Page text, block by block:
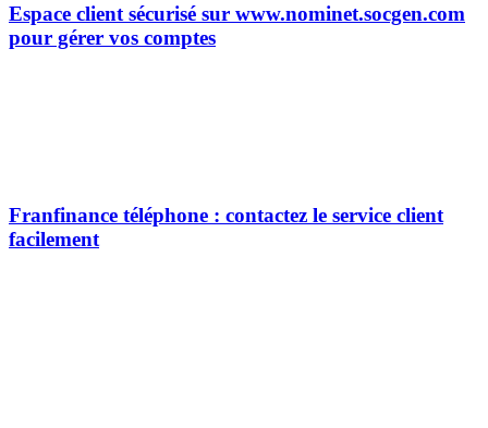
Espace client sécurisé sur www.nominet.socgen.com
pour gérer vos comptes
Franfinance téléphone : contactez le service client
facilement